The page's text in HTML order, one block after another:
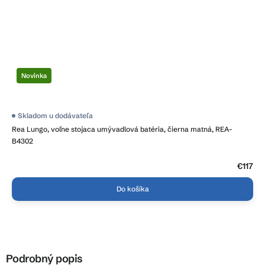
Novinka
Rea Lungo, voľne stojaca umývadlová batéria, čierna matná, REA-
B4302
Skladom u dodávateľa
€117
Do košíka
Podrobný popis